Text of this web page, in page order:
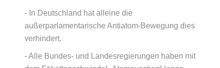
- In Deutschland hat alleine die
außerparlamentarische Antiatom-Bewegung dies
verhindert.
- Alle Bundes- und Landesregierungen haben mit